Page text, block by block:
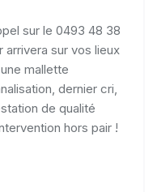
sur le 0493 48 38
sur vos lieux
mallette
dernier cri,
de qualité
hors pair !